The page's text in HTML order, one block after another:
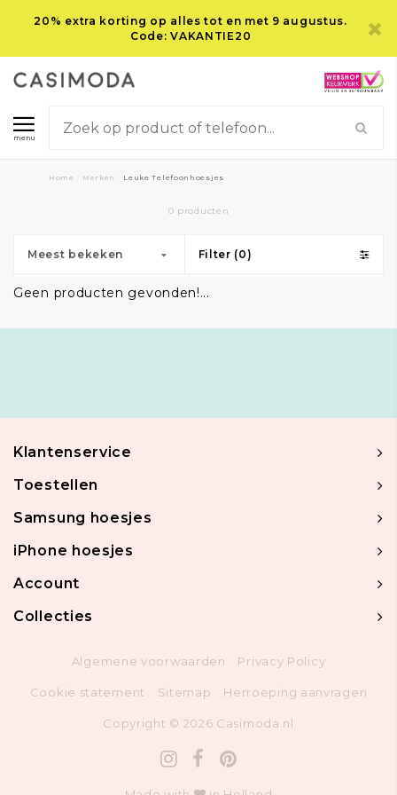
20% extra korting op alles tot en met 9 augustus.
Code: VAKANTIE20
menu
Home Merken Leuke Telefoonhoesjes
0 producten
Meest bekeken Filter (0)
Geen producten gevonden!...
Klantenservice
Toestellen
Samsung hoesjes
iPhone hoesjes
Account
Collecties
Algemene voorwaarden Privacy Policy
Cookie statement Sitemap Herroeping aanvragen
Copyright © 2026 Casimoda.nl